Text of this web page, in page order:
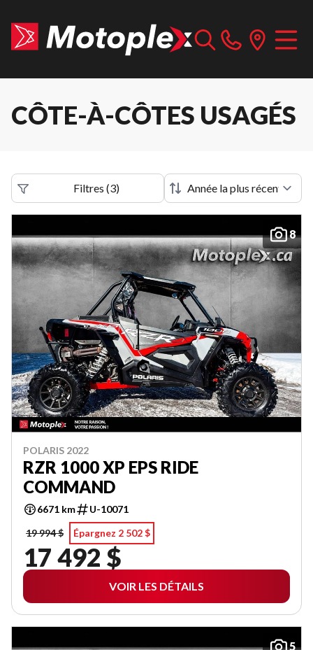
CÔTE-À-CÔTES USAGÉS
Filtres (3)
8
POLARIS 2022
RZR 1000 XP EPS RIDE
COMMAND
6671 km
U-10071
19 994 $
Épargnez 2 502 $
17 492 $
VOIR LES DÉTAILS
5